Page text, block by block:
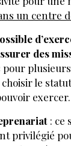
PAR